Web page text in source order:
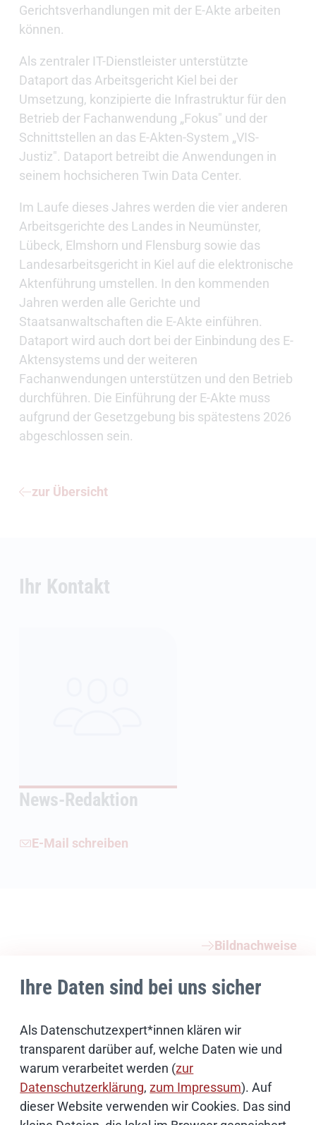
Ihre Daten sind bei uns sicher
Als Datenschutzexpert*innen klären wir
transparent darüber auf, welche Daten wie und
warum verarbeitet werden (zur
Datenschutzerklärung,zum Impressum). Auf
dieser Website verwenden wir Cookies. Das sind
Gerichtsverhandlungen mit der E-Akte arbeiten
können.
Als zentraler IT-Dienstleister unterstützte
Dataport das Arbeitsgericht Kiel bei der
Umsetzung, konzipierte die Infrastruktur für den
Betrieb der Fachanwendung „Fokus" und der
Schnittstellen an das E-Akten-System „VIS-
Justiz". Dataport betreibt die Anwendungen in
seinem hochsicheren Twin Data Center.
Im Laufe dieses Jahres werden die vier anderen
Arbeitsgerichte des Landes in Neumünster,
Lübeck, Elmshorn und Flensburg sowie das
Landesarbeitsgericht in Kiel auf die elektronische
Aktenführung umstellen. In den kommenden
Jahren werden alle Gerichte und
Staatsanwaltschaften die E-Akte einführen.
Dataport wird auch dort bei der Einbindung des E-
Aktensystems und der weiteren
Fachanwendungen unterstützen und den Betrieb
durchführen. Die Einführung der E-Akte muss
aufgrund der Gesetzgebung bis spätestens 2026
abgeschlossen sein.
zur Übersicht
Ihr Kontakt
News-Redaktion
E-Mail schreiben
Bildnachweise
Künstliche Intelligenz
Open Source